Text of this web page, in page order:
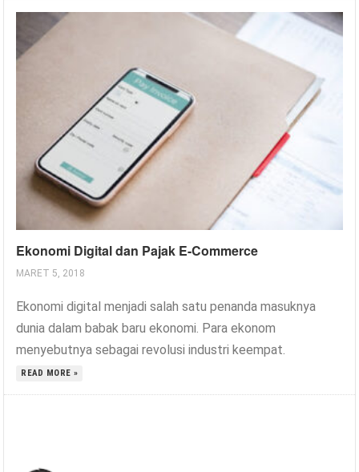
Ekonomi Digital dan Pajak E-Commerce
MARET 5, 2018
Ekonomi digital menjadi salah satu penanda masuknya
dunia dalam babak baru ekonomi. Para ekonom
menyebutnya sebagai revolusi industri keempat.
READ MORE »